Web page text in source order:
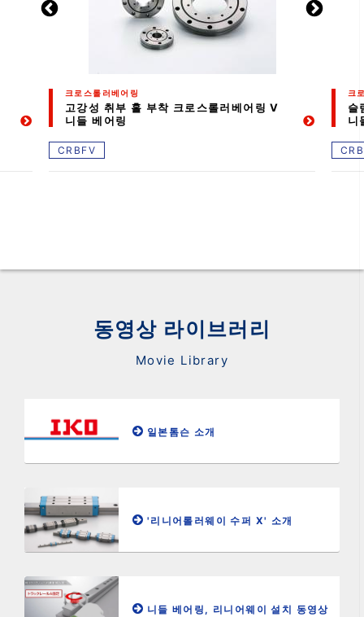
크로스롤러베어링
고강성 취부 홀 부착 크로스롤러베어링 V
니들 베어링
CRBFV
크
슬
니
동영상 라이브러리
Movie Library
일본톰슨 소개
'리니어롤러웨이 수퍼 X' 소개
니들 베어링, 리니어웨이 설치 동영상